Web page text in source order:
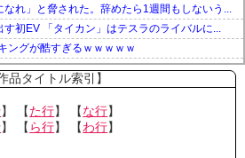
れ」と脅された。辞めたら1週間もしないう...
初EV 「タイカン」はテスラのライバルに...
ングが酷すぎるｗｗｗｗｗ
品タイトル索引】
】 【た行】 【な行】
】 【 ら行】 【わ行】